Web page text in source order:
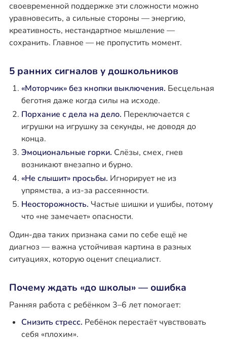
своевременной поддержке эти сложности можно
уравновесить, а сильные стороны — энергию,
креативность, нестандартное мышление —
сохранить. Главное — не пропустить момент.
5 ранних сигналов у дошкольников
«Моторчик» без кнопки выключения. Бесцельная
беготня даже когда силы на исходе.
Порхание с дела на дело. Переключается с
игрушки на игрушку за секунды, не доводя до
конца.
Эмоциональные горки. Слёзы, смех, гнев
возникают внезапно и бурно.
«Не слышит» просьбы. Игнорирует не из
упрямства, а из-за рассеянности.
Неосторожность. Частые шишки и ушибы, потому
что «не замечает» опасности.
Один-два таких признака сами по себе ещё не
диагноз — важна устойчивая картина в разных
ситуациях, которую оценит специалист.
Почему ждать «до школы» — ошибка
Ранняя работа с ребёнком 3–6 лет помогает:
Снизить стресс. Ребёнок перестаёт чувствовать
себя «плохим».